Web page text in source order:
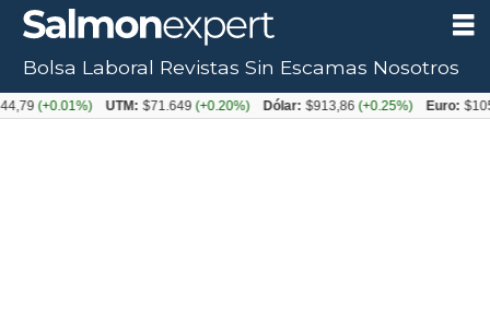
Bolsa Laboral Revistas Sin Escamas Nosotros
UTM: $71.649(+0.20%) Dólar: $913,86(+0.25%) Euro: $1053,08